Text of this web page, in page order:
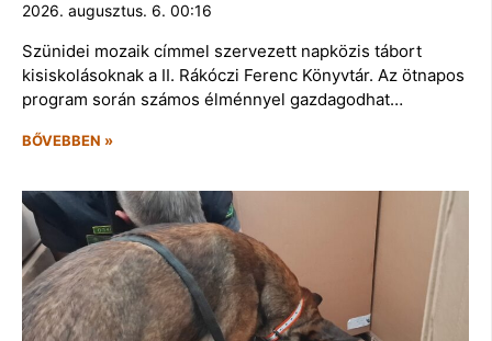
2026. augusztus. 6. 00:16
Szünidei mozaik címmel szervezett napközis tábort
kisiskolásoknak a II. Rákóczi Ferenc Könyvtár. Az ötnapos
program során számos élménnyel gazdagodhat…
BŐVEBBEN »